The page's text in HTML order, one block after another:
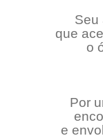
Seu
que
o
Por
e